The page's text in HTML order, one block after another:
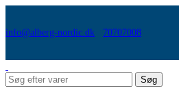
info@alberg-nordic.dk 70707008
Søg